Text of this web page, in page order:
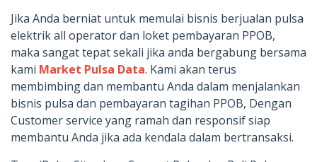
Jika Anda berniat untuk memulai bisnis berjualan pulsa
elektrik all operator dan loket pembayaran PPOB,
maka sangat tepat sekali jika anda bergabung bersama
kami Market Pulsa Data. Kami akan terus
membimbing dan membantu Anda dalam menjalankan
bisnis pulsa dan pembayaran tagihan PPOB, Dengan
Customer service yang ramah dan responsif siap
membantu Anda jika ada kendala dalam bertransaksi.